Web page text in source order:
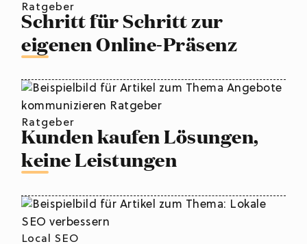
Ratgeber
Schritt für Schritt zur
eigenen Online-Präsenz
Ratgeber
Kunden kaufen Lösungen,
keine Leistungen
Local SEO